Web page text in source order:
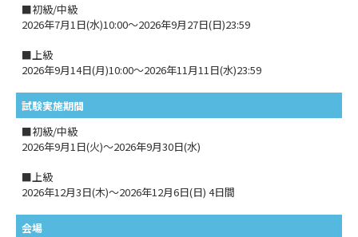
■初級/中級
2026年7月1日(水)10:00～2026年9月27日(日)23:59
■上級
2026年9月14日(月)10:00～2026年11月11日(水)23:59
試験実施期間
■初級/中級
2026年9月1日(火)～2026年9月30日(水)
■上級
2026年12月3日(木)～2026年12月6日(日) 4日間
会場